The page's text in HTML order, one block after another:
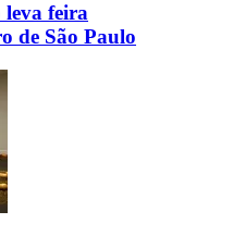
feira
de São Paulo